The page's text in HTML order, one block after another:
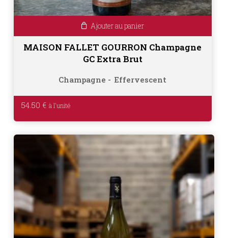
Ajouter au panier
MAISON FALLET GOURRON Champagne
GC Extra Brut
Champagne Effervescent
54.50 €